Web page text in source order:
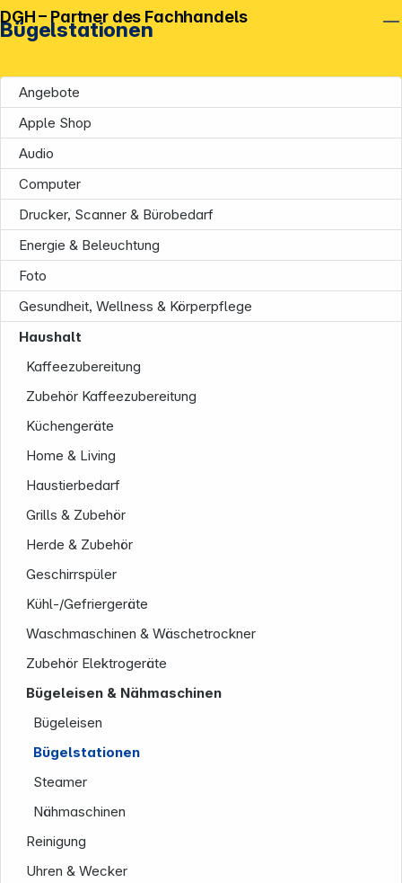
Bügelstationen
Angebote
Apple Shop
Audio
Computer
Drucker, Scanner & Bürobedarf
Energie & Beleuchtung
Foto
Gesundheit, Wellness & Körperpflege
Haushalt
Kaffeezubereitung
Zubehör Kaffeezubereitung
Küchengeräte
Home & Living
Haustierbedarf
Grills & Zubehör
Herde & Zubehör
Geschirrspüler
Kühl-/Gefriergeräte
Waschmaschinen & Wäschetrockner
Zubehör Elektrogeräte
Bügeleisen & Nähmaschinen
Bügeleisen
Bügelstationen
Steamer
Nähmaschinen
Reinigung
Uhren & Wecker
DGH – Partner des Fachhandels
Unternehmen
Informationen
Service